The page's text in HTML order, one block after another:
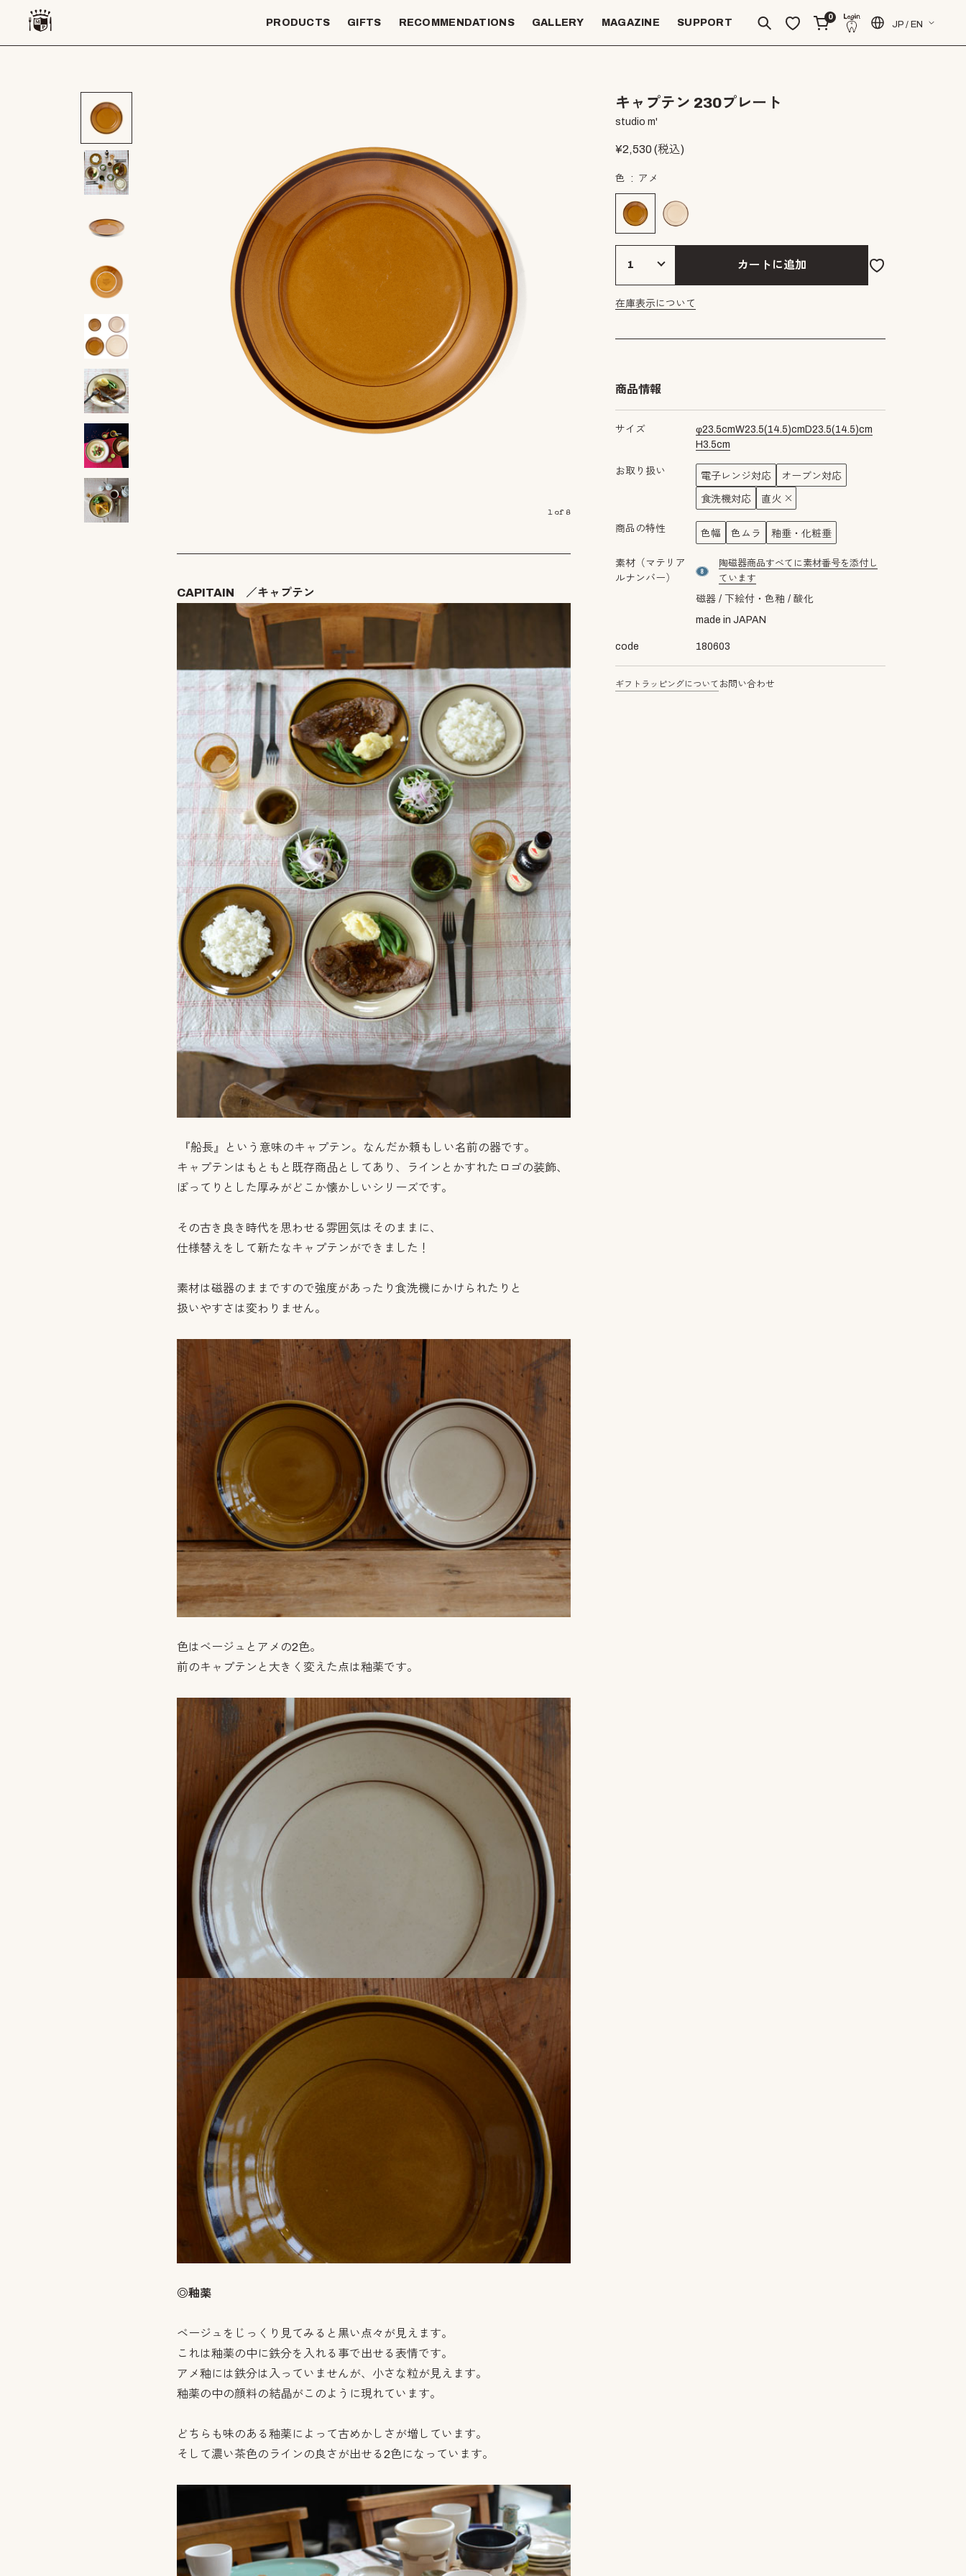
PRODUCTS GIFTS RECOMMENDATIONS GALLERY MAGAZINE SUPPORT
0
JP / EN
1of 8
キャプテン 230プレート
studio m'
¥2,530(税込)
色 アメ
カートに追加
在庫表示について
商品情報
サイズ φ23.5cmW23.5(14.5)cm D23.5(14.5)cm
H3.5cm
お取り扱い 電子レンジ対応 オーブン対応
食洗機対応 直火
商品の特性 色幅 色ムラ 釉垂・化粧垂
素材（マテリア
ルナンバー）
material number8
陶磁器商品すべてに素材番号を添付し
ています
磁器 下絵付・色釉
酸化
made in JAPAN
code 180603
ギフトラッピングについて お問い合わせ
CAPITAIN ／キャプテン
『船長』という意味のキャプテン。なんだか頼もしい名前の器です。
キャプテンはもともと既存商品としてあり、ラインとかすれたロゴの装飾、
ぽってりとした厚みがどこか懐かしいシリーズです。
その古き良き時代を思わせる雰囲気はそのままに、
仕様替えをして新たなキャプテンができました！
素材は磁器のままですので強度があったり食洗機にかけられたりと
扱いやすさは変わりません。
色はベージュとアメの2色。
前のキャプテンと大きく変えた点は釉薬です。
◎釉薬
ベージュをじっくり見てみると黒い点々が見えます。
これは釉薬の中に鉄分を入れる事で出せる表情です。
アメ釉には鉄分は入っていませんが、小さな粒が見えます。
釉薬の中の顔料の結晶がこのように現れています。
どちらも味のある釉薬によって古めかしさが増しています。
そして濃い茶色のラインの良さが出せる2色になっています。